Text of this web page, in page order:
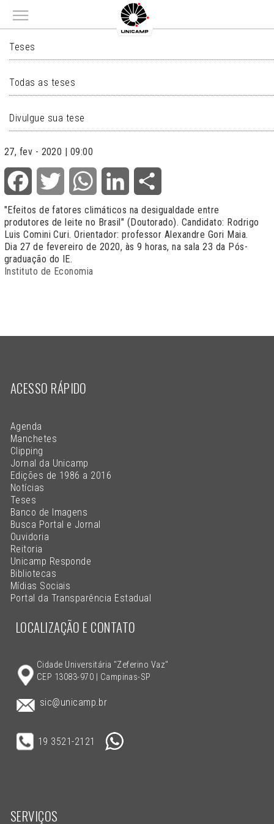
Main menu
TESES
Teses
Todas as teses
Divulgue sua tese
27, fev - 2020 | 09:00
Facebook Twitter WhatsApp LinkedIn
"Efeitos de fatores climáticos na desigualdade entre
produtores de leite no Brasil" (Doutorado). Candidato: Rodrigo
Luis Comini Curi. Orientador: professor Alexandre Gori Maia.
Dia 27 de fevereiro de 2020, às 9 horas, na sala 23 da Pós-
graduação do IE.
Instituto de Economia
ACESSO RÁPIDO
Agenda
Manchetes
Clipping
Jornal da Unicamp
Edições de 1986 a 2016
Notícias
Teses
Banco de Imagens
Busca Portal e Jornal
Ouvidoria
Reitoria
Unicamp Responde
Bibliotecas
Mídias Sociais
Portal da Transparência Estadual
LOCALIZAÇÃO E CONTATO
Cidade Universitária "Zeferino Vaz"
CEP 13083-970 | Campinas-SP
sic@unicamp.br
19 3521-2121
SERVIÇOS